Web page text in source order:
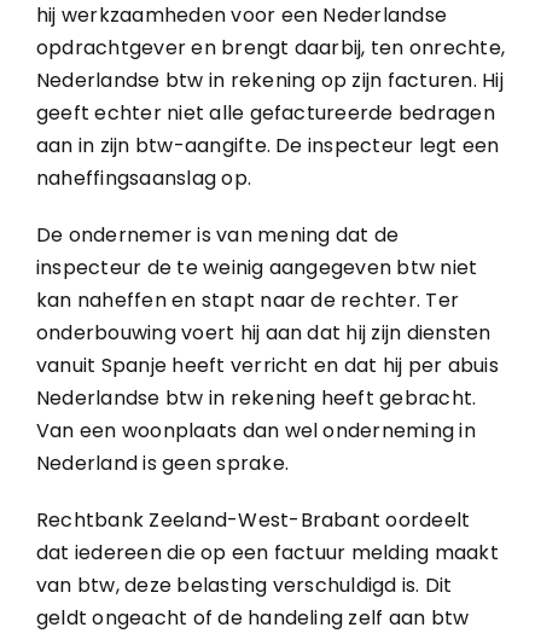
hij werkzaamheden voor een Nederlandse
opdrachtgever en brengt daarbij, ten onrechte,
Nederlandse btw in rekening op zijn facturen. Hij
geeft echter niet alle gefactureerde bedragen
aan in zijn btw-aangifte. De inspecteur legt een
naheffingsaanslag op.
De ondernemer is van mening dat de
inspecteur de te weinig aangegeven btw niet
kan naheffen en stapt naar de rechter. Ter
onderbouwing voert hij aan dat hij zijn diensten
vanuit Spanje heeft verricht en dat hij per abuis
Nederlandse btw in rekening heeft gebracht.
Van een woonplaats dan wel onderneming in
Nederland is geen sprake.
Rechtbank Zeeland-West-Brabant oordeelt
dat iedereen die op een factuur melding maakt
van btw, deze belasting verschuldigd is. Dit
geldt ongeacht of de handeling zelf aan btw